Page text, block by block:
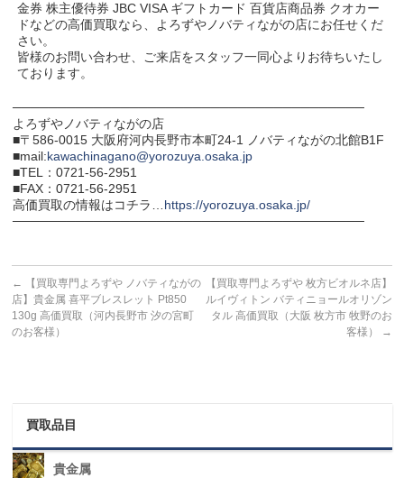
金券 株主優待券 JBC VISA ギフトカード 百貨店商品券 クオカー
ドなどの高価買取なら、よろずやノバティながの店にお任せくだ
さい。
皆様のお問い合わせ、ご来店をスタッフ一同心よりお待ちいたし
ております。
───────────────────────────────────────
よろずやノバティながの店
■〒586-0015 大阪府河内長野市本町24-1 ノバティながの北館B1F
■mail:kawachinagano@yorozuya.osaka.jp
■TEL：0721-56-2951
■FAX：0721-56-2951
高価買取の情報はコチラ…https://yorozuya.osaka.jp/
───────────────────────────────────────
←
【買取専門よろずや ノバティながの
店】貴金属 喜平ブレスレット Pt850
130g 高価買取（河内長野市 汐の宮町
のお客様）
【買取専門よろずや 枚方ビオルネ店】
ルイヴィトン バティニョールオリゾン
タル 高価買取（大阪 枚方市 牧野のお
客様）
→
買取品目
貴金属